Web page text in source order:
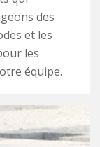
des
et les
les
équipe.